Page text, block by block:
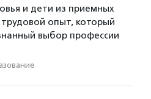
и дети из приемных
опыт, который
выбор профессии